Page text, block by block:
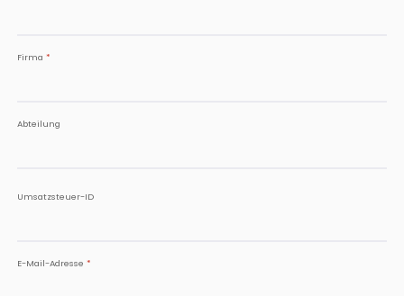
Firma *
Abteilung
Umsatzsteuer-ID
E-Mail-Adresse *